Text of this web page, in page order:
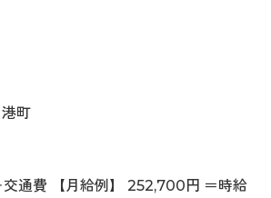
町
通費 【月給例】 252,700円 ＝時給